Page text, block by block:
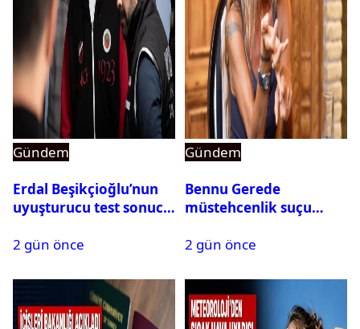
Gündem
Erdal Beşikçioğlu’nun
uyuşturucu test sonucu
2 gün önce
Gündem
Bennu Gerede
müstehcenlik suçu
alındı
2 gün önce